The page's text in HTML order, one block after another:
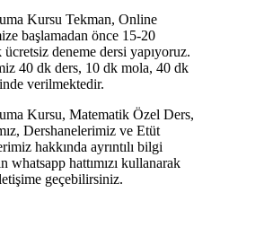
Kursu Tekman, Online
başlamadan önce 15-20
ücretsiz deneme dersi yapıyoruz.
40 dk ders, 10 dk mola, 40 dk
verilmektedir.
Kursu, Matematik Özel Ders,
Dershanelerimiz ve Etüt
hakkında ayrıntılı bilgi
whatsapp hattımızı kullanarak
geçebilirsiniz.